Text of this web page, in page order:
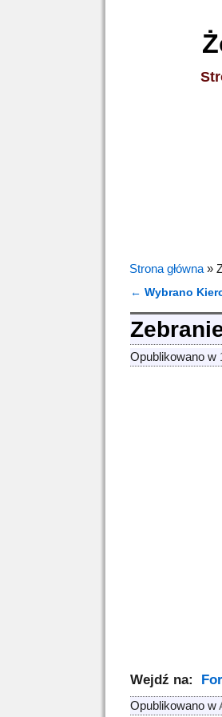
Strona główna »
Nawigacja
← Wybrano
Opublikowano w
Wejdź na:
Opublikowano w